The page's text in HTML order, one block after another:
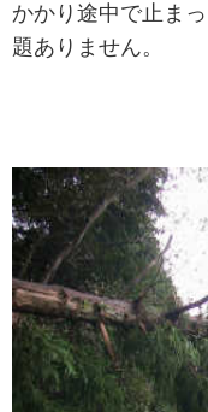
かかり 途中で止ま
題ありません。